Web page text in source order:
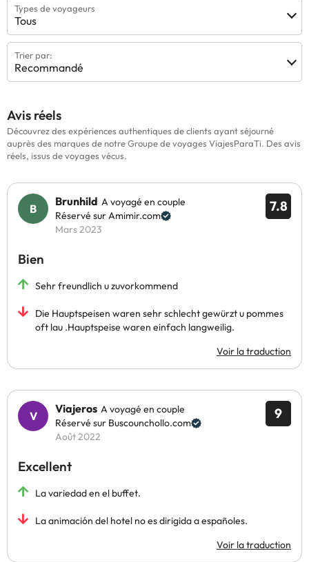
Types de voyageurs
Tous
Trier par:
Recommandé
Avis réels
Découvrez des expériences authentiques de clients ayant séjourné
auprès des marques de notre Groupe de voyages ViajesParaTi. Des avis
réels, issus de voyages vécus.
7.8
Brunhild A voyagé en couple
Réservé sur Amimir.com
Mars 2023
Bien
Sehr freundlich u zuvorkommend
Die Hauptspeisen waren sehr schlecht gewürzt u pommes
oft lau .Hauptspeise waren einfach langweilig.
Voir la traduction
9
Viajeros A voyagé en couple
Réservé sur Buscounchollo.com
Août 2022
Excellent
La variedad en el buffet.
La animación del hotel no es dirigida a españoles.
Voir la traduction